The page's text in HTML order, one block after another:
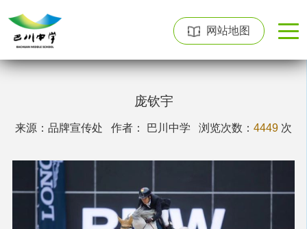
网站地图
庞钦宇
来源：品牌宣传处 作者： 巴川中学 浏览次数： 4449 次